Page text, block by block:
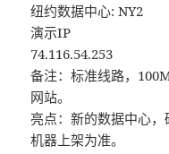
纽约数据中心: NY2
演示IP
74.116.54.253
备注：标准线路，
网站。
亮点：新的数据中心
机器上架为准。